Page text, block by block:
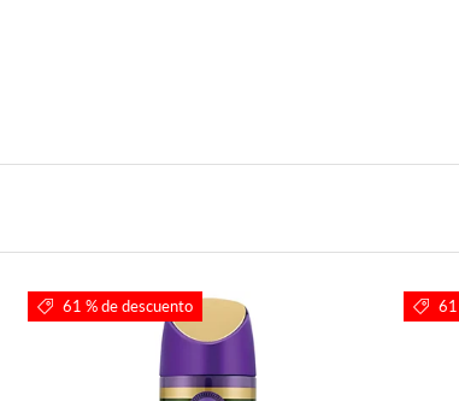
61 % de descuento 61